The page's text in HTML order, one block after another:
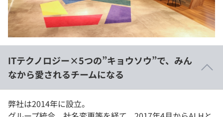
新卒エージェント
インタビュー
就活成功ガイド
4択課題
リファレンス
個人向けプラン
SQL
評価結果一覧
再チャレンジ結果一覧
メディア
Tech Team Journal
note
paizaとは？
ITテクノロジー×5つの”キョウソウ”で、みん
なから愛されるチームになる
弊社は2014年に設立。